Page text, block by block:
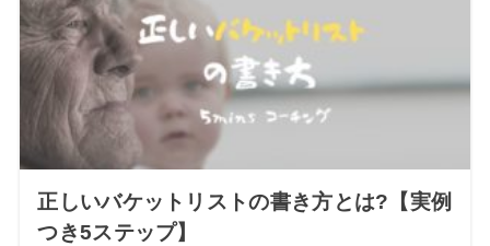
正しいバケットリストの書き方とは?【実例
つき5ステップ】